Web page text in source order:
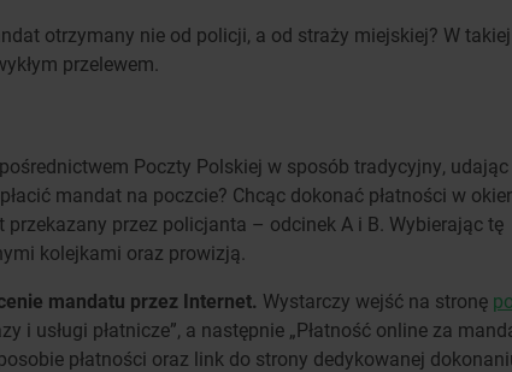
otrzymany nie od policji, a od straży miejskiej? W takiej
przelewem.
Poczty Polskiej w sposób tradycyjny, udając
mandat na poczcie? Chcąc dokonać płatności w
przez policjanta – odcinek A i B. Wybierając tę
kolejkami oraz prowizją.
mandatu przez Internet. Wystarczy wejść na stronę
i usługi płatnicze”, a następnie „Płatność online za
płatności oraz link do strony dedykowanej